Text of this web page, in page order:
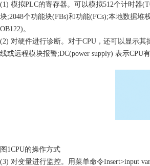
(1) 模拟PLC的寄存器。可以模拟512个计时器
块;2048个功能块(FBs)和功能(FCs);本地数据堆
OB122)。
(2) 对硬件进行诊断。对于CPU ，还可以显示其
线或远程模块报警;DC(power supply) 表示CPU
图 1CPU的操作方式
(3) 对变量进行监控。用菜单命令Insert>input